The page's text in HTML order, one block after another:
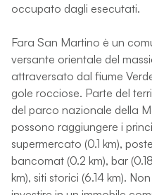
occupato dagli esecutati.
Fara San Martino è un
versante orientale del
attraversato dal fiume
gole rocciose. Parte del
del parco nazionale della
possono raggiungere i
supermercato (0.1 km),
bancomat (0.2 km), bar
km), siti storici (6.14 km).